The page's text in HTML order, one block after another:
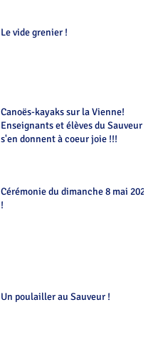
Le vide grenier !
Canoës-kayaks sur la Vienne!
Enseignants et élèves du Sauveur
s'en donnent à coeur joie !!!
Cérémonie du dimanche 8 mai 2022
!
Un poulailler au Sauveur !